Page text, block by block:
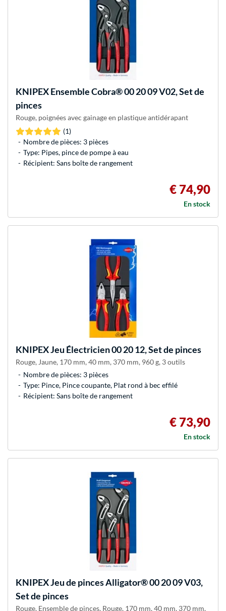
KNIPEXEnsemble Cobra® 00 20 09 V02, Set de
pinces
Rouge, poignées avec gainage en plastique antidérapant
(1)
Nombre de pièces: 3 pièces
Type: Pipes, pince de pompe à eau
Récipient: Sans boîte de rangement
€ 74,90
En stock
KNIPEXJeu Électricien 00 20 12, Set de pinces
Rouge, Jaune, 170 mm, 40 mm, 370 mm, 960 g, 3 outils
Nombre de pièces: 3 pièces
Type: Pince, Pince coupante, Plat rond à bec effilé
Récipient: Sans boîte de rangement
€ 73,90
En stock
KNIPEXJeu de pinces Alligator® 00 20 09 V03,
Set de pinces
Rouge, Ensemble de pinces, Rouge, 170 mm, 40 mm, 370 mm,